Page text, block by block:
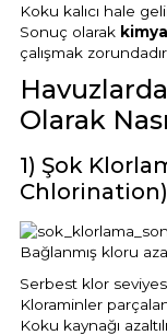
Havuz Güvenlik
Kapağı
Havuz
Jakuzi
Koku kalıcı hale
Sonuç olarak
çalışmak zorundadır.
Olarak
1) Şok
Chlorination)
Bağlanmış kloru
Serbest klor
Kloraminler
Koku kaynağı